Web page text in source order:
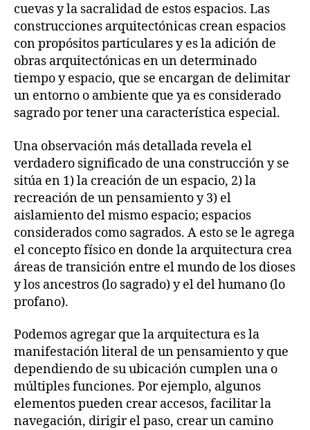
cuevas y la sacralidad de estos espacios. Las
construcciones arquitectónicas crean espacios
con propósitos particulares y es la adición de
obras arquitectónicas en un determinado
tiempo y espacio, que se encargan de delimitar
un entorno o ambiente que ya es considerado
sagrado por tener una característica especial.
Una observación más detallada revela el
verdadero significado de una construcción y se
sitúa en 1) la creación de un espacio, 2) la
recreación de un pensamiento y 3) el
aislamiento del mismo espacio; espacios
considerados como sagrados. A esto se le agrega
el concepto físico en donde la arquitectura crea
áreas de transición entre el mundo de los dioses
y los ancestros (lo sagrado) y el del humano (lo
profano).
Podemos agregar que la arquitectura es la
manifestación literal de un pensamiento y que
dependiendo de su ubicación cumplen una o
múltiples funciones. Por ejemplo, algunos
elementos pueden crear accesos, facilitar la
navegación, dirigir el paso, crear un camino